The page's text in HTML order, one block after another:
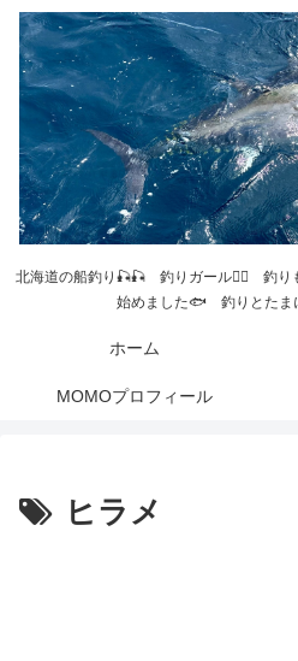
北海道の船釣り🎣🎣 釣りガール💁‍♀️ 釣
始めました🐟 釣りとたま
ホーム
MOMOプロフィール
ヒラメ